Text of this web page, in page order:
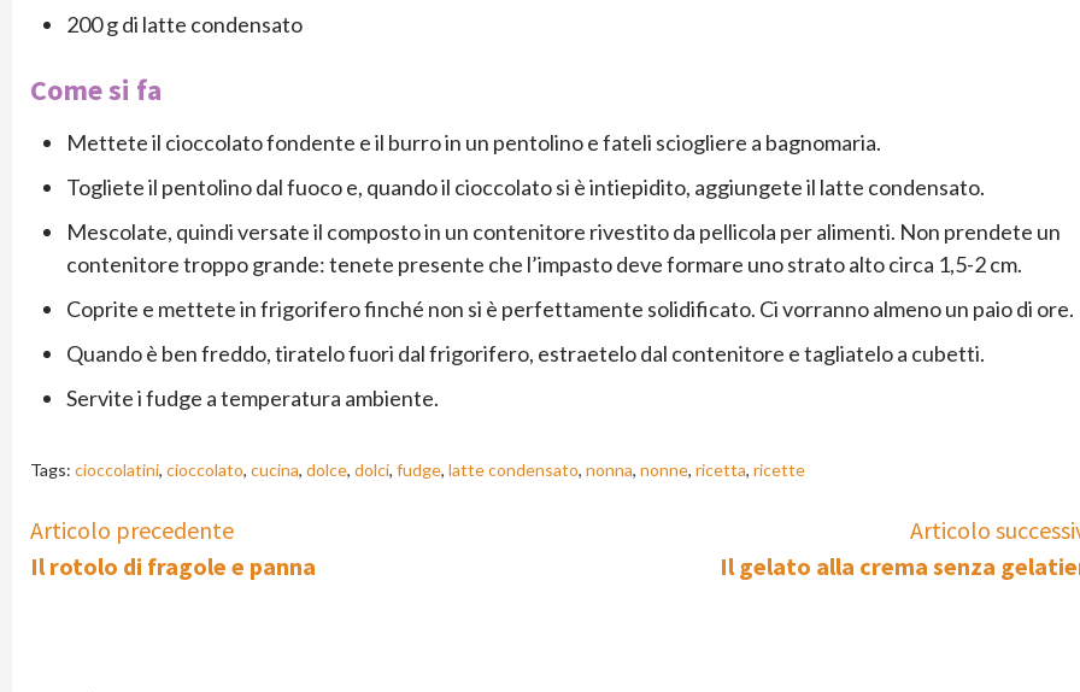
200 g di latte condensato
Come si fa
Mettete il cioccolato fondente e il burro in un pentolino e fateli sciogliere a bagnomaria.
Togliete il pentolino dal fuoco e, quando il cioccolato si è intiepidito, aggiungete il latte condensato.
Mescolate, quindi versate il composto in un contenitore rivestito da pellicola per alimenti. Non prendete un
contenitore troppo grande: tenete presente che l’impasto deve formare uno strato alto circa 1,5-2 cm.
Coprite e mettete in frigorifero finché non si è perfettamente solidificato. Ci vorranno almeno un paio di ore.
Quando è ben freddo, tiratelo fuori dal frigorifero, estraetelo dal contenitore e tagliatelo a cubetti.
Servite i fudge a temperatura ambiente.
Tags: cioccolatini, cioccolato, cucina, dolce, dolci, fudge, latte condensato, nonna, nonne, ricetta, ricette
Continue
Reading
Articolo precedente
Il rotolo di fragole e panna
Articolo
Il gelato alla crema senza